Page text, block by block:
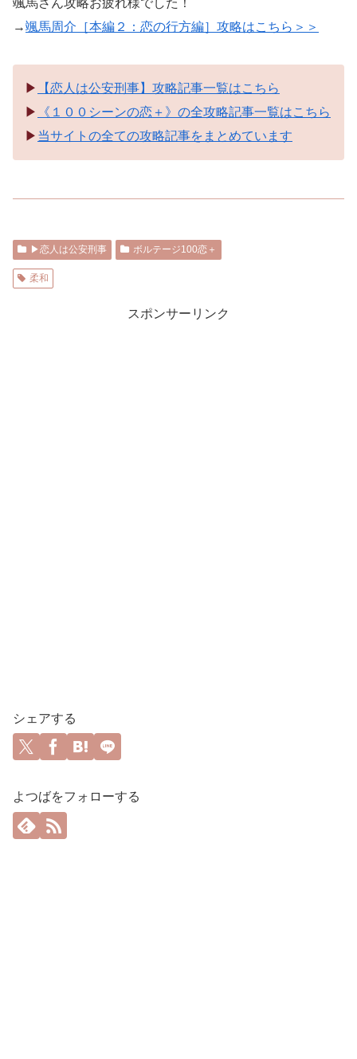
→颯馬周介［本編２：恋の行方編］攻略はこちら＞＞
▶︎
【恋人は公安刑事】攻略記事一覧はこちら
▶︎
《１００シーンの恋＋》の全攻略記事一覧はこちら
▶︎ 当サイトの全ての攻略記事をまとめています
▶︎恋人は公安刑事 ボルテージ100恋＋
柔和
スポンサーリンク
シェアする
よつばをフォローする